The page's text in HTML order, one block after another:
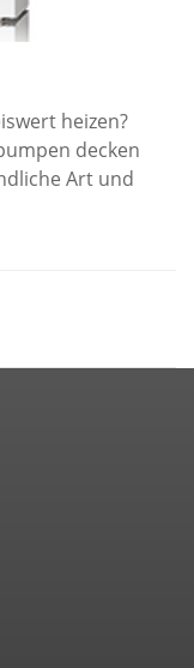
heizen?
decken
Art und